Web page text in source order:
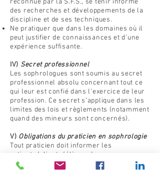
reconnue par la S.F.S., se tenir informé
des recherches et développements de la
discipline et de ses techniques.
Ne pratiquer que dans les domaines où il
peut justifier de connaissances et d’une
expérience suffisante.
IV) Secret professionnel
Les sophrologues sont soumis au secret
professionnel absolu concernant tout ce
qui leur est confié dans l’exercice de leur
profession. Ce secret s’applique dans les
limites des lois et règlements (notamment
quand des mineurs sont concernés).
V) Obligations du praticien en sophrologie
Tout praticien doit informer les
patients/clients/élèves de :
Leurs droits,
De la méthode employée,